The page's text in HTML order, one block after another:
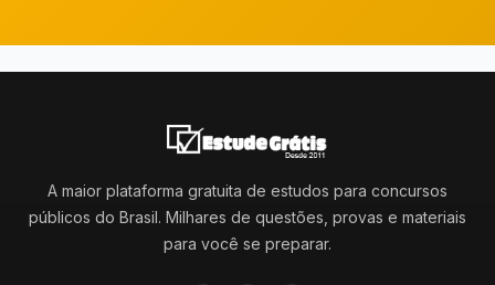
A maior plataforma gratuita de estudos para concursos
públicos do Brasil. Milhares de questões, provas e materiais
para você se preparar.